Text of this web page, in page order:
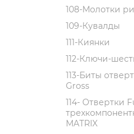
108-Молотки
109-Кувалды
111-Киянки
112-Ключи-
113-Биты
Gross
114- Отвертки
MATRIX